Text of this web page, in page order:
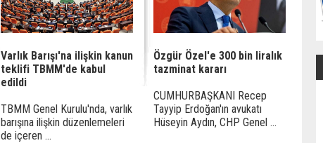
Varlık Barışı'na ilişkin kanun
teklifi TBMM'de kabul
edildi
TBMM Genel Kurulu'nda, varlık
barışına ilişkin düzenlemeleri
de içeren ...
Özgür Özel'e 300 bin liralık
tazminat kararı
CUMHURBAŞKANI Recep
Tayyip Erdoğan'ın avukatı
Hüseyin Aydın, CHP Genel ...